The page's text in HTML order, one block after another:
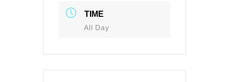
TIME
All Day